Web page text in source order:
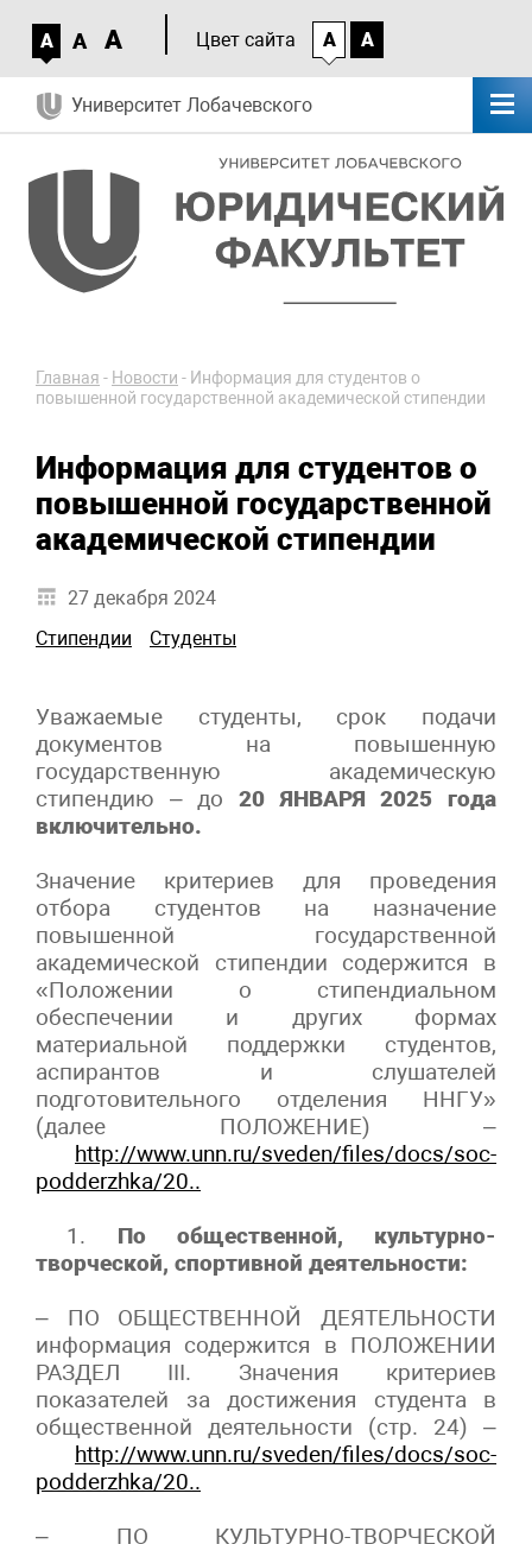
A A A Цвет сайта A A
Университет Лобачевского
Главная - Новости - Информация для студентов о
повышенной государственной академической стипендии
Информация для студентов о
повышенной государственной
академической стипендии
27 декабря 2024
Стипендии
Студенты
Уважаемые студенты, срок подачи
документов на повышенную
государственную академическую
стипендию – до 20 ЯНВАРЯ 2025 года
включительно.
Значение критериев для проведения
отбора студентов на назначение
повышенной государственной
академической стипендии содержится в
«Положении о стипендиальном
обеспечении и других формах
материальной поддержки студентов,
аспирантов и слушателей
подготовительного отделения ННГУ»
(далее ПОЛОЖЕНИЕ) –
http://www.unn.ru/sveden/files/docs/soc-
podderzhka/20..
1. По общественной, культурно-
творческой, спортивной деятельности:
– ПО ОБЩЕСТВЕННОЙ ДЕЯТЕЛЬНОСТИ
информация содержится в ПОЛОЖЕНИИ
РАЗДЕЛ III. Значения критериев
показателей за достижения студента в
общественной деятельности (стр. 24) –
http://www.unn.ru/sveden/files/docs/soc-
podderzhka/20..
– ПО КУЛЬТУРНО-ТВОРЧЕСКОЙ